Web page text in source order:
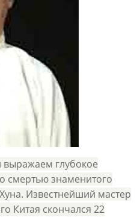
глубокое
смертью знаменитого
Известнейший мастер
Китая скончался 22